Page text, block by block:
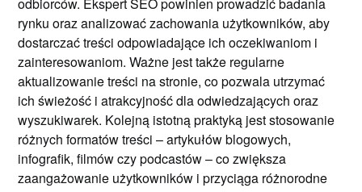
rynku oraz analizować zachowania użytkowników, aby
dostarczać treści odpowiadające ich oczekiwaniom i
zainteresowaniom. Ważne jest także regularne
aktualizowanie treści na stronie, co pozwala utrzymać
ich świeżość i atrakcyjność dla odwiedzających oraz
wyszukiwarek. Kolejną istotną praktyką jest stosowanie
różnych formatów treści – artykułów blogowych,
infografik, filmów czy podcastów – co zwiększa
zaangażowanie użytkowników i przyciąga różnorodne